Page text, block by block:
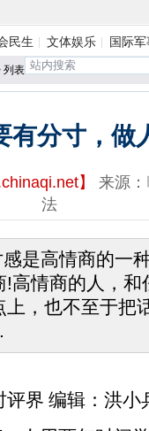
民生 文体娱乐 国际
列表
有分寸，做
】 来源：
法
高情商的一
高情商的人，和
，也不至于把
界 编辑：洪小